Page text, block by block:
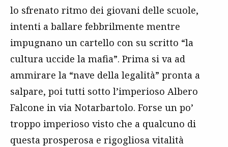
lo sfrenato ritmo dei giovani delle scuole,
intenti a ballare febbrilmente mentre
impugnano un cartello con su scritto “la
cultura uccide la mafia”. Prima si va ad
ammirare la “nave della legalità” pronta a
salpare, poi tutti sotto l’imperioso Albero
Falcone in via Notarbartolo. Forse un po’
troppo imperioso visto che a qualcuno di
questa prosperosa e rigogliosa vitalità